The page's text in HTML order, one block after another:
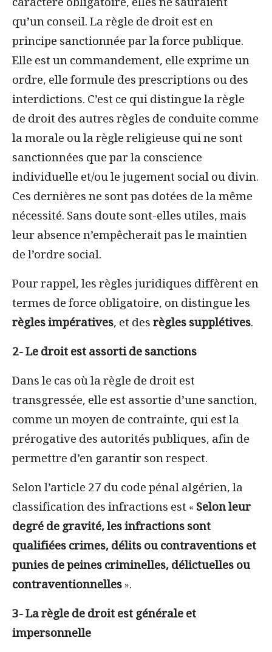
qu’un conseil. La règle de droit est en
principe sanctionnée par la force publique.
Elle est un commandement, elle exprime un
ordre, elle formule des prescriptions ou des
interdictions. C’est ce qui distingue la règle
de droit des autres règles de conduite comme
la morale ou la règle religieuse qui ne sont
sanctionnées que par la conscience
individuelle et/ou le jugement social ou divin.
Ces dernières ne sont pas dotées de la même
nécessité. Sans doute sont-elles utiles, mais
leur absence n’empêcherait pas le maintien
de l’ordre social.
Pour rappel, les règles juridiques diffèrent en
termes de force obligatoire, on distingue les
règles impératives, et desrègles supplétives.
2- Le droit est assorti de sanctions
Dans le cas où la règle de droit est
transgressée, elle est assortie d’une sanction,
commeun moyen de contrainte, qui est la
prérogative des autorités publiques, afin de
permettre d’en garantir son respect.
Selon l’article 27 du code pénal algérien, la
classification des infractions est «Selon leur
degré de gravité, les infractions sont
qualifiées crimes, délits ou contraventions et
punies de peines criminelles, délictuelles ou
contraventionnelles».
3- La règle de droit est générale et
impersonnelle